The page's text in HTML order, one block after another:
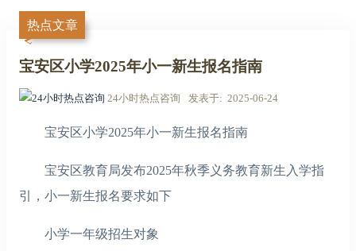
热点文章
宝安区小学2025年小一新生报名指南
24小时热点咨询 发表于 2025-06-24
宝安区小学2025年小一新生报名指南
宝安区教育局发布2025年秋季义务教育新生入学指
引，小一新生报名要求如下
小学一年级招生对象